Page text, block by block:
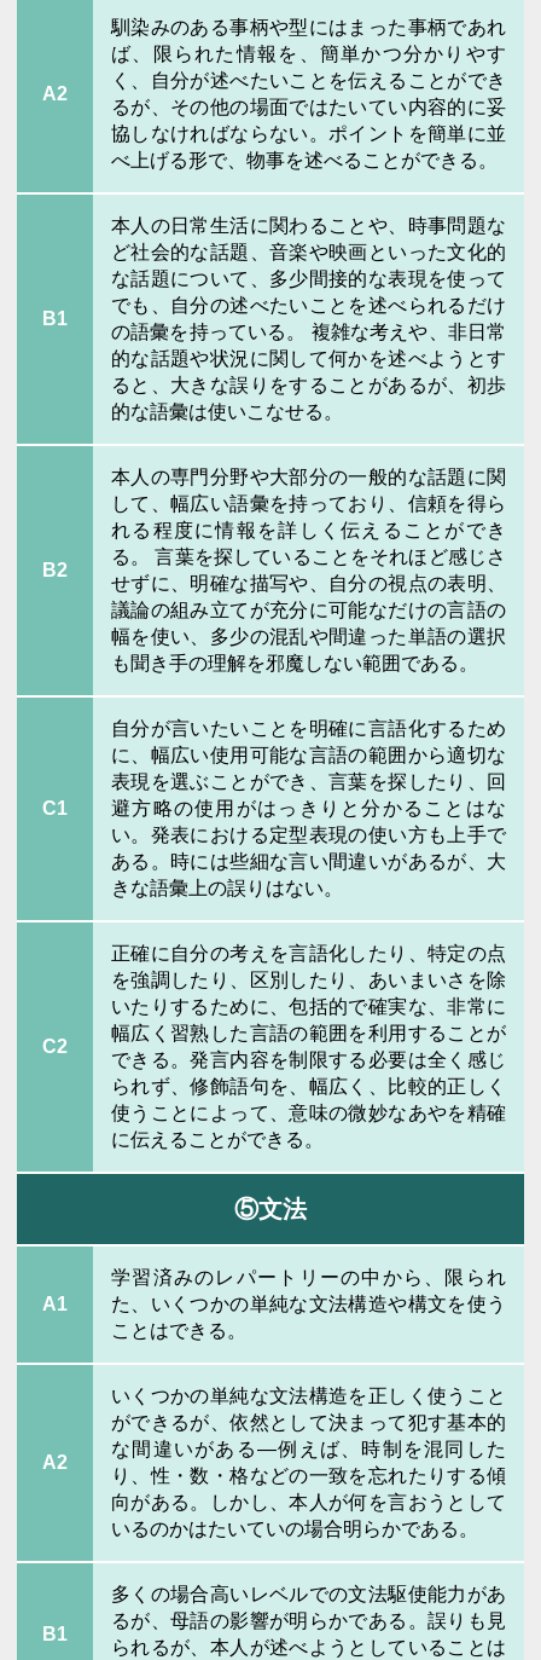
A2
馴染みのある事柄や型にはまった事柄であれ
ば、限られた情報を、簡単かつ分かりやす
く、自分が述べたいことを伝えることができ
るが、その他の場面ではたいてい内容的に妥
協しなければならない。ポイントを簡単に並
べ上げる形で、物事を述べることができる。
B1
本人の日常生活に関わることや、時事問題な
ど社会的な話題、音楽や映画といった文化的
な話題について、多少間接的な表現を使って
でも、自分の述べたいことを述べられるだけ
の語彙を持っている。 複雑な考えや、非日常
的な話題や状況に関して何かを述べようとす
ると、大きな誤りをすることがあるが、初歩
的な語彙は使いこなせる。
B2
本人の専門分野や大部分の一般的な話題に関
して、幅広い語彙を持っており、信頼を得ら
れる程度に情報を詳しく伝えることができ
る。 言葉を探していることをそれほど感じさ
せずに、明確な描写や、自分の視点の表明、
議論の組み立てが充分に可能なだけの言語の
幅を使い、多少の混乱や間違った単語の選択
も聞き手の理解を邪魔しない範囲である。
C1
自分が言いたいことを明確に言語化するため
に、幅広い使用可能な言語の範囲から適切な
表現を選ぶことができ、言葉を探したり、回
避方略の使用がはっきりと分かることはな
い。発表における定型表現の使い方も上手で
ある。時には些細な言い間違いがあるが、大
きな語彙上の誤りはない。
C2
正確に自分の考えを言語化したり、特定の点
を強調したり、区別したり、あいまいさを除
いたりするために、包括的で確実な、非常に
幅広く習熟した言語の範囲を利用することが
できる。発言内容を制限する必要は全く感じ
られず、修飾語句を、幅広く、比較的正しく
使うことによって、意味の微妙なあやを精確
に伝えることができる。
⑤文法
A1
学習済みのレパートリーの中から、限られ
た、いくつかの単純な文法構造や構文を使う
ことはできる。
A2
いくつかの単純な文法構造を正しく使うこと
ができるが、依然として決まって犯す基本的
な間違いがある―例えば、時制を混同した
り、性・数・格などの一致を忘れたりする傾
向がある。しかし、本人が何を言おうとして
いるのかはたいていの場合明らかである。
B1
多くの場合高いレベルでの文法駆使能力があ
るが、母語の影響が明らかである。誤りも見
られるが、本人が述べようとしていることは